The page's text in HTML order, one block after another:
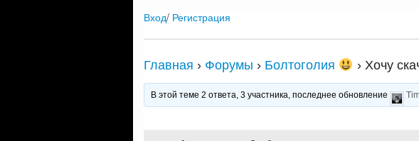
Вход/ Регистрация
Главная › Форумы › Болтоголия › Хочу
В этой теме 2 ответа, 3 участника, последнее обновление